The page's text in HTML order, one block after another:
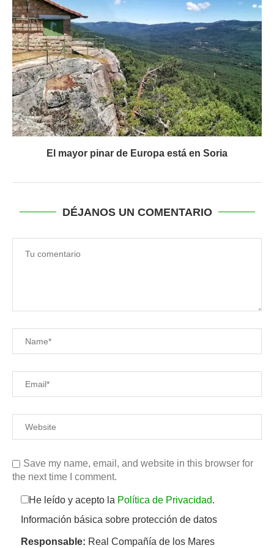
El mayor pinar de Europa está en Soria
DÉJANOS UN COMENTARIO
Save my name, email, and website in this browser for
the next time I comment.
He leído y acepto la Política de Privacidad.
Información básica sobre protección de datos
Responsable: Real Compañía de los Mares